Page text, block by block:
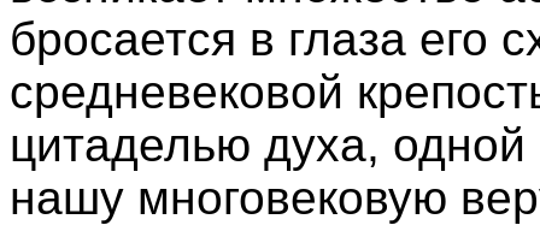
бросается в глаза его
средневековой
цитаделью духа,
нашу многовековую